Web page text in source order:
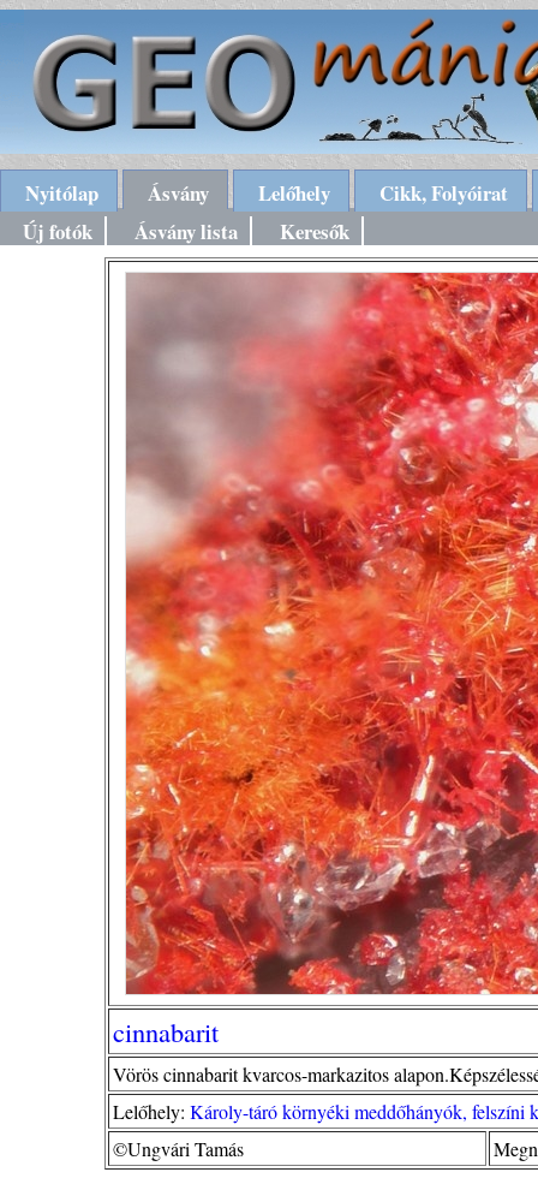
Nyitólap Ásvány Lelőhely
Cikk, Folyóirat
Új fotók
Ásvány lista Keresők
cinnabarit
Vörös cinnabarit kvarcos-markazitos
Lelőhely: Károly-táró környéki meddőhányók, felszíni
©Ungvári Tamás